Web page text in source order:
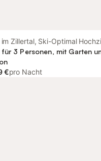
im Zillertal, Ski-Optimal
für 3 Personen, mit Garten
€pro Nacht